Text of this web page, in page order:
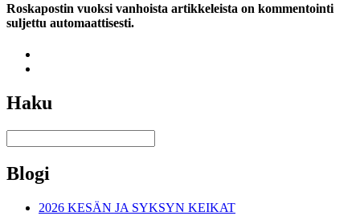
Roskapostin vuoksi vanhoista artikkeleista on kommentointi
suljettu automaattisesti.
Haku
Blogi
2026 KESÄN JA SYKSYN KEIKAT